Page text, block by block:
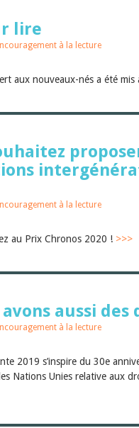
lire
à la lecture
aux nouveaux-nés a été mis
à la lecture
au Prix Chronos 2020 ! >>>
aussi des
à la lecture
2019 s’inspire du 30e
Nations Unies relative aux